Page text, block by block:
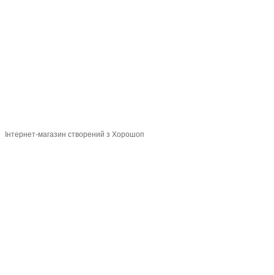
Інтернет-магазин створений з Хорошоп